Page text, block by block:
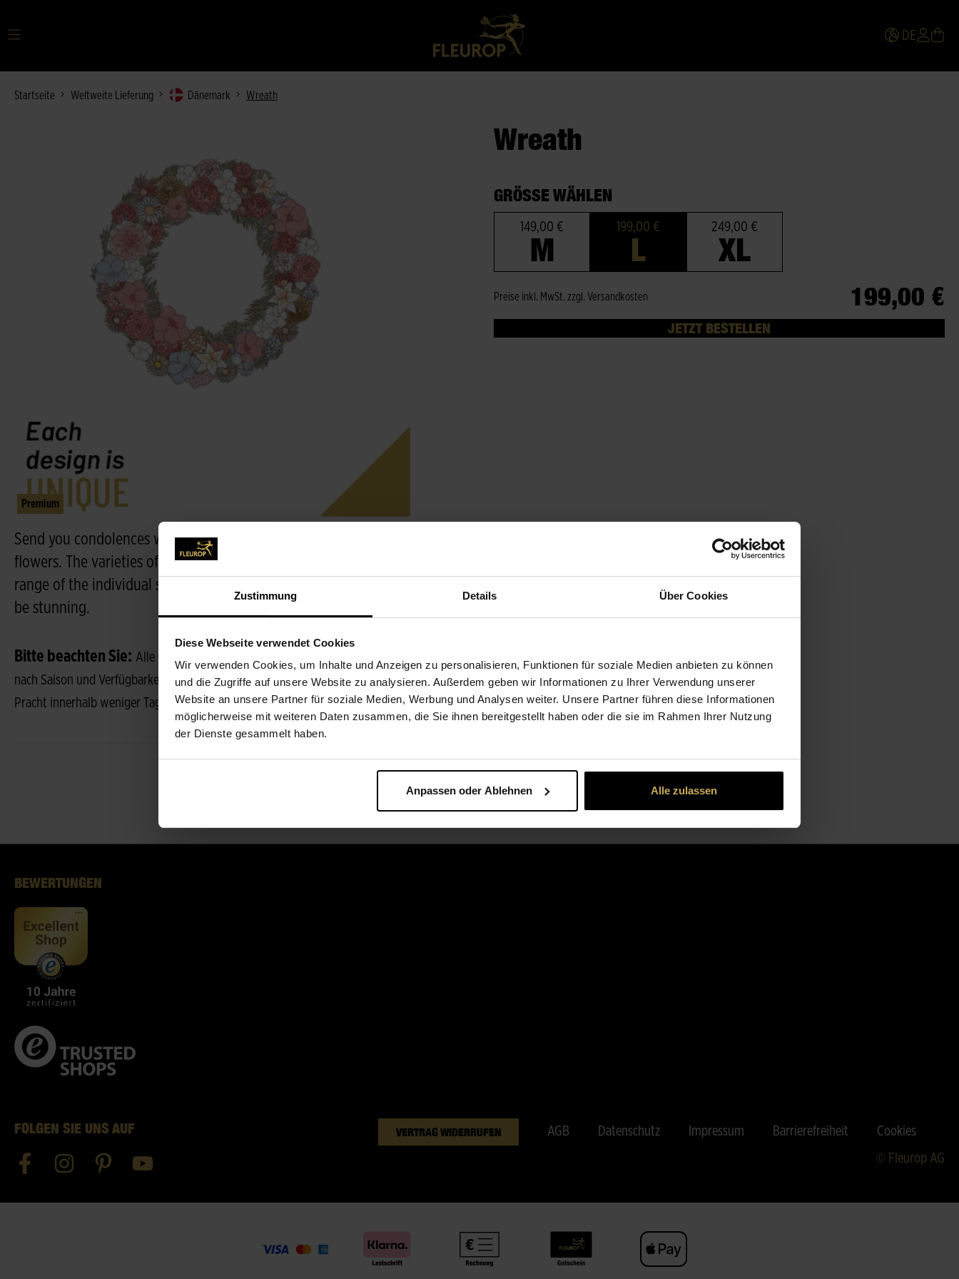
Zustimmung Details Über Cookies
Diese Webseite verwendet Cookies
Wir verwenden Cookies, um Inhalte und Anzeigen zu personalisieren, Funktionen für soziale Medien anbieten zu können
und die Zugriffe auf unsere Website zu analysieren. Außerdem geben wir Informationen zu Ihrer Verwendung unserer
Website an unsere Partner für soziale Medien, Werbung und Analysen weiter. Unsere Partner führen diese Informationen
möglicherweise mit weiteren Daten zusammen, die Sie ihnen bereitgestellt haben oder die sie im Rahmen Ihrer Nutzung
der Dienste gesammelt haben.
Anpassen oder Ablehnen Alle zulassen
DE
Startseite Weltweite Lieferung Dänemark Wreath
Premium
Wreath
GRÖSSE WÄHLEN
149,00 €
M
199,00 €
L
249,00 €
XL
199,00 €
Preise inkl. MwSt. zzgl. Versandkosten
JETZT BESTELLEN
Send you condolences with a beautiful funeral wreath in decorated with
flowers. The varieties of the flowers may vary, depending on the product
range of the individual shop, but the florists will make sure your flowers will
be stunning.
Bitte beachten Sie: Alle Fotos sind Beispielfotos, jeder Strauß ist ein Unikat und kann je
nach Saison und Verfügbarkeit abweichen. Blüten in knospigem Zustand entfalten ihre volle
Pracht innerhalb weniger Tage.
BEWERTUNGEN
FOLGEN SIE UNS AUF VERTRAG WIDERRUFEN AGB Datenschutz Impressum Barrierefreiheit
Cookies
© Fleurop AG